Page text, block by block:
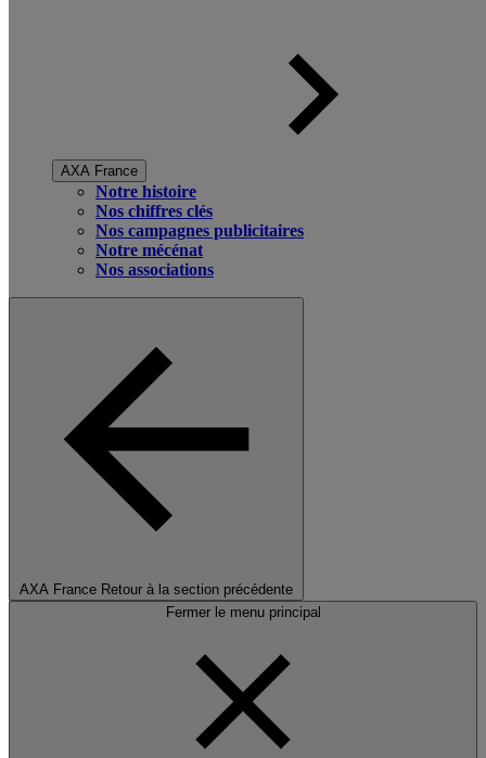
AXA France
Notre histoire
Nos chiffres clés
Nos campagnes publicitaires
Notre mécénat
Nos associations
AXA France Retour à la section précédente
Fermer le menu principal